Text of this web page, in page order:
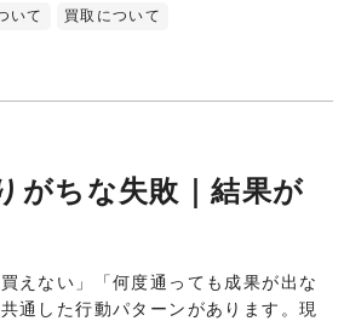
いて
買取について
がちな失敗｜結果が
えない」「何度通っても成果が出な
通した行動パターンがあります。現